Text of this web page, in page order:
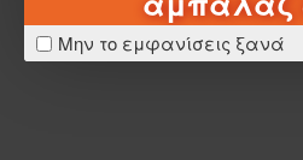
Μην το εμφανίσεις ξανά
ΛΕΠΤΟΜΈΡΕΙΕΣ ΑΠΟΣΤΟΛΉΣ